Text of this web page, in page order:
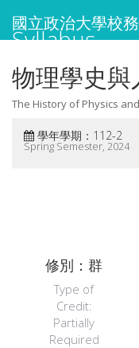
國立政治大學校
Syllabus
物理學史與
The History of Physics
學年學期：112-2
Spring Semester, 2024
修別：群
Type of
Credit:
Partially
Required